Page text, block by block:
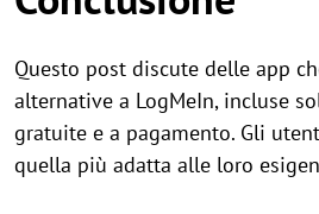
Questo post discute delle app
alternative a LogMeIn, incluse
gratuite e a pagamento. Gli
quella più adatta alle loro